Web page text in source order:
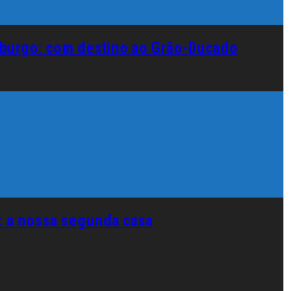
com destino ao Grão-Ducado
a nossa segunda casa